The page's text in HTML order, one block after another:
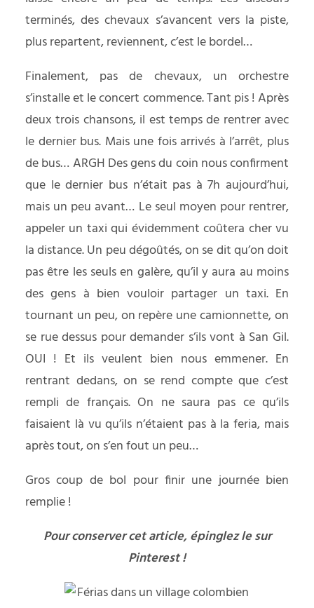
terminés, des chevaux s’avancent vers la piste,
plus repartent, reviennent, c’est le bordel…
Finalement, pas de chevaux, un orchestre
s’installe et le concert commence. Tant pis ! Après
deux trois chansons, il est temps de rentrer avec
le dernier bus. Mais une fois arrivés à l’arrêt, plus
de bus… ARGH Des gens du coin nous confirment
que le dernier bus n’était pas à 7h aujourd’hui,
mais un peu avant… Le seul moyen pour rentrer,
appeler un taxi qui évidemment coûtera cher vu
la distance. Un peu dégoûtés, on se dit qu’on doit
pas être les seuls en galère, qu’il y aura au moins
des gens à bien vouloir partager un taxi. En
tournant un peu, on repère une camionnette, on
se rue dessus pour demander s’ils vont à San Gil.
OUI ! Et ils veulent bien nous emmener. En
rentrant dedans, on se rend compte que c’est
rempli de français. On ne saura pas ce qu’ils
faisaient là vu qu’ils n’étaient pas à la feria, mais
après tout, on s’en fout un peu…
Gros coup de bol pour finir une journée bien
remplie !
Pour conserver cet article, épinglez le sur
Pinterest !